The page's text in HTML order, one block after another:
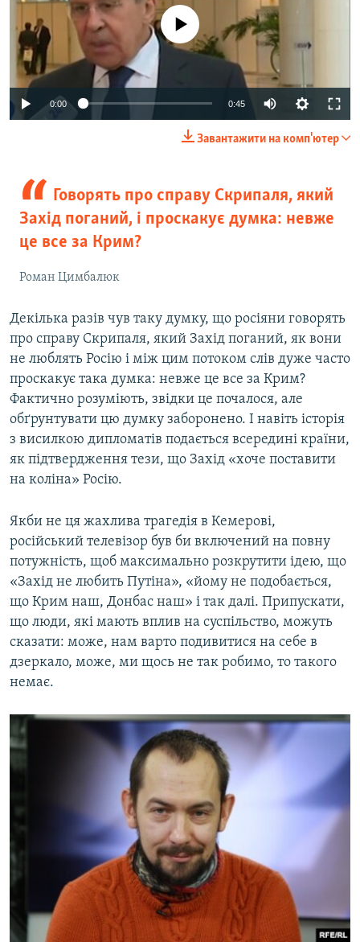
No media source currently available
0:00 0:45
Завантажити на комп'ютер
Говорять про справу Скрипаля, який
Захід поганий, і проскакує думка: невже
це все за Крим?
Роман Цимбалюк
Декілька разів чув таку думку, що росіяни говорять
про справу Скрипаля, який Захід поганий, як вони
не люблять Росію і між цим потоком слів дуже часто
проскакує така думка: невже це все за Крим?
Фактично розуміють, звідки це почалося, але
обґрунтувати цю думку заборонено. І навіть історія
з висилкою дипломатів подається всередині країни,
як підтвердження тези, що Захід «хоче поставити
на коліна» Росію.
Якби не ця жахлива трагедія в Кемерові,
російський телевізор був би включений на повну
потужність, щоб максимально розкрутити ідею, що
«Захід не любить Путіна», «йому не подобається,
що Крим наш, Донбас наш» і так далі. Припускати,
що люди, які мають вплив на суспільство, можуть
сказати: може, нам варто подивитися на себе в
дзеркало, може, ми щось не так робимо, то такого
немає.